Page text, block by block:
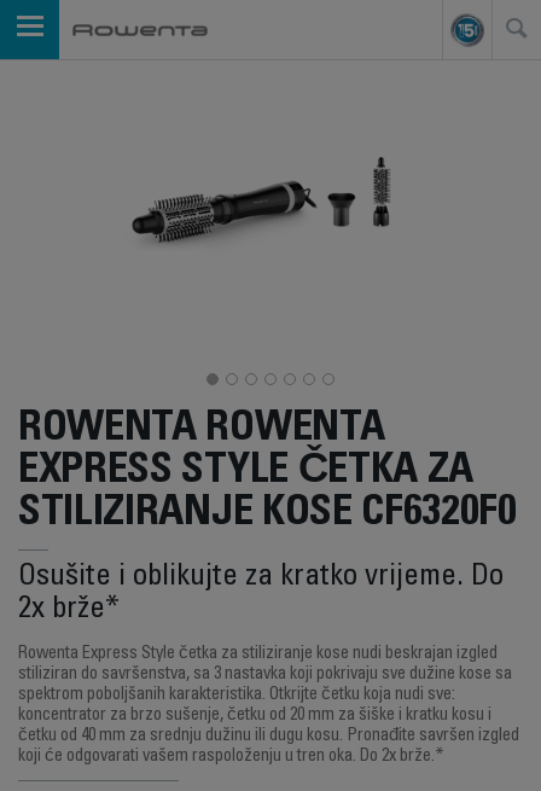
ROWENTA ROWENTA
EXPRESS STYLE ČETKA ZA
STILIZIRANJE KOSE CF6320F0
Osušite i oblikujte za kratko vrijeme. Do
2x brže*
Rowenta Express Style četka za stiliziranje kose nudi beskrajan izgled
stiliziran do savršenstva, sa 3 nastavka koji pokrivaju sve dužine kose sa
spektrom poboljšanih karakteristika. Otkrijte četku koja nudi sve:
koncentrator za brzo sušenje, četku od 20 mm za šiške i kratku kosu i
četku od 40 mm za srednju dužinu ili dugu kosu. Pronađite savršen izgled
koji će odgovarati vašem raspoloženju u tren oka. Do 2x brže.*